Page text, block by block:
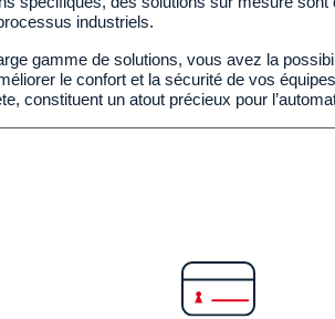
industriels.
gamme de solutions, vous avez la
le confort et la sécurité de vos
constituent un atout précieux pour